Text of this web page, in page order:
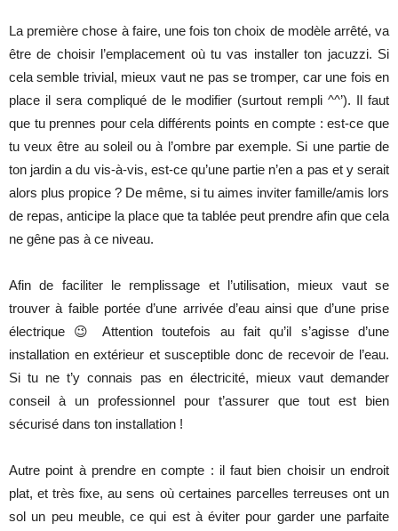
La première chose à faire, une fois ton choix de modèle arrêté, va
être de choisir l’emplacement où tu vas installer ton jacuzzi. Si
cela semble trivial, mieux vaut ne pas se tromper, car une fois en
place il sera compliqué de le modifier (surtout rempli ^^’). Il faut
que tu prennes pour cela différents points en compte : est-ce que
tu veux être au soleil ou à l’ombre par exemple. Si une partie de
ton jardin a du vis-à-vis, est-ce qu’une partie n’en a pas et y serait
alors plus propice ? De même, si tu aimes inviter famille/amis lors
de repas, anticipe la place que ta tablée peut prendre afin que cela
ne gêne pas à ce niveau.
Afin de faciliter le remplissage et l’utilisation, mieux vaut se
trouver à faible portée d’une arrivée d’eau ainsi que d’une prise
électrique 😉 Attention toutefois au fait qu’il s’agisse d’une
installation en extérieur et susceptible donc de recevoir de l’eau.
Si tu ne t’y connais pas en électricité, mieux vaut demander
conseil à un professionnel pour t’assurer que tout est bien
sécurisé dans ton installation !
Autre point à prendre en compte : il faut bien choisir un endroit
plat, et très fixe, au sens où certaines parcelles terreuses ont un
sol un peu meuble, ce qui est à éviter pour garder une parfaite